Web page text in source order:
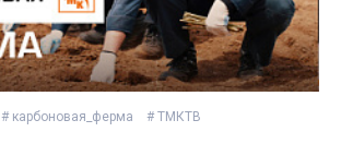
# карбоновая_ферма # ТМКТВ